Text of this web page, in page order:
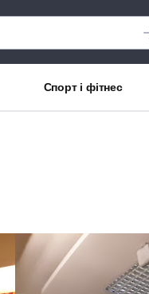
Спорт і фітнес